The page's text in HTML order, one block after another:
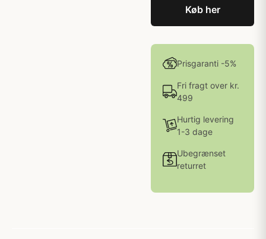
Køb her
Prisgaranti -5%
Fri fragt over kr.
499
Hurtig levering
1-3 dage
Ubegrænset
returret